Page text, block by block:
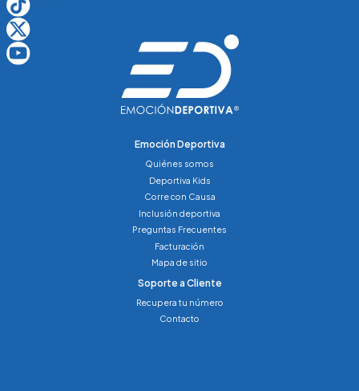
Emoción Deportiva
Quiénes somos
Deportiva Kids
Corre con Causa
Inclusión deportiva
Preguntas Frecuentes
Facturación
Mapa de sitio
Soporte a Cliente
Recupera tu número
Contacto